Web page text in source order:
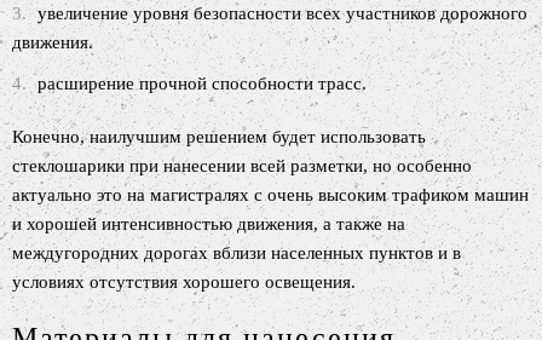
увеличение уровня безопасности всех участников дорожного
движения.
расширение прочной способности трасс.
Конечно, наилучшим решением будет использовать
стеклошарики при нанесении всей разметки, но особенно
актуально это на магистралях с очень высоким трафиком машин
и хорошей интенсивностью движения, а также на
междугородних дорогах вблизи населенных пунктов и в
условиях отсутствия хорошего освещения.